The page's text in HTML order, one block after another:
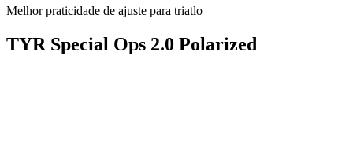
Melhor praticidade de ajuste para triatlo
TYR Special Ops 2.0 Polarized